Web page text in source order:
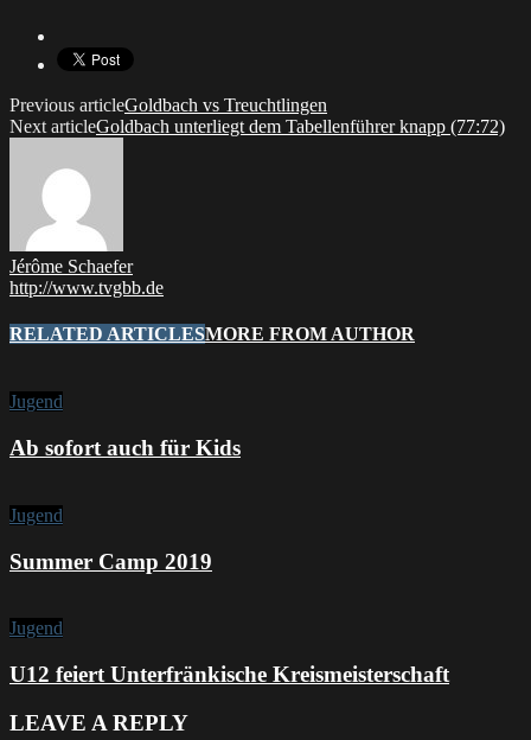
Previous articleGoldbach vs Treuchtlingen
Next articleGoldbach unterliegt dem Tabellenführer knapp (77:72)
Jérôme Schaefer
http://www.tvgbb.de
RELATED ARTICLESMORE FROM AUTHOR
Jugend
Ab sofort auch für Kids
Jugend
Summer Camp 2019
Jugend
U12 feiert Unterfränkische Kreismeisterschaft
LEAVE A REPLY